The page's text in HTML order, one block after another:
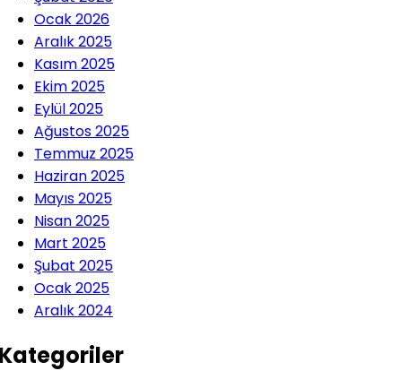
Ocak 2026
Aralık 2025
Kasım 2025
Ekim 2025
Eylül 2025
Ağustos 2025
Temmuz 2025
Haziran 2025
Mayıs 2025
Nisan 2025
Mart 2025
Şubat 2025
Ocak 2025
Aralık 2024